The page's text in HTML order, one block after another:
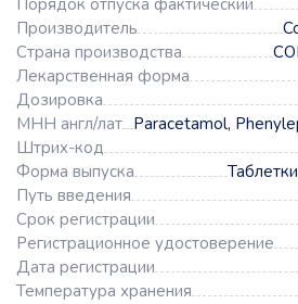
Порядок отпуска фактический
Производитель
Страна производства
Лекарственная форма
Дозировка
МНН англ/лат Paracetamol,
Штрих-код
Форма выпуска
Путь введения
Срок регистрации
Регистрационное удостоверение
Дата регистрации
Температура хранения